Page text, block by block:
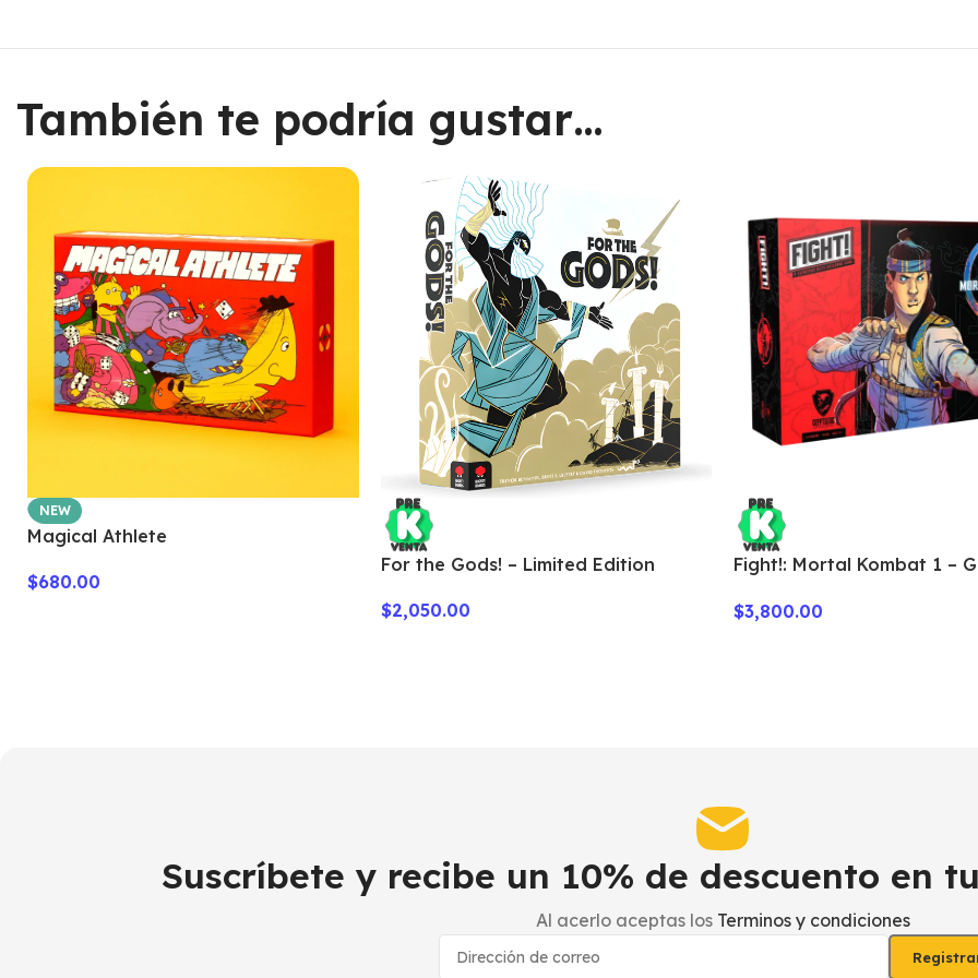
También te podría gustar…
NEW
Magical Athlete
$680.00
For the Gods! – Limited Edition
$2,050.00
Fight!: Mortal Kombat 1 –
$3,800.00
Suscríbete y recibe un 10% de descuento en
Al acerlo aceptas los Terminos y condiciones